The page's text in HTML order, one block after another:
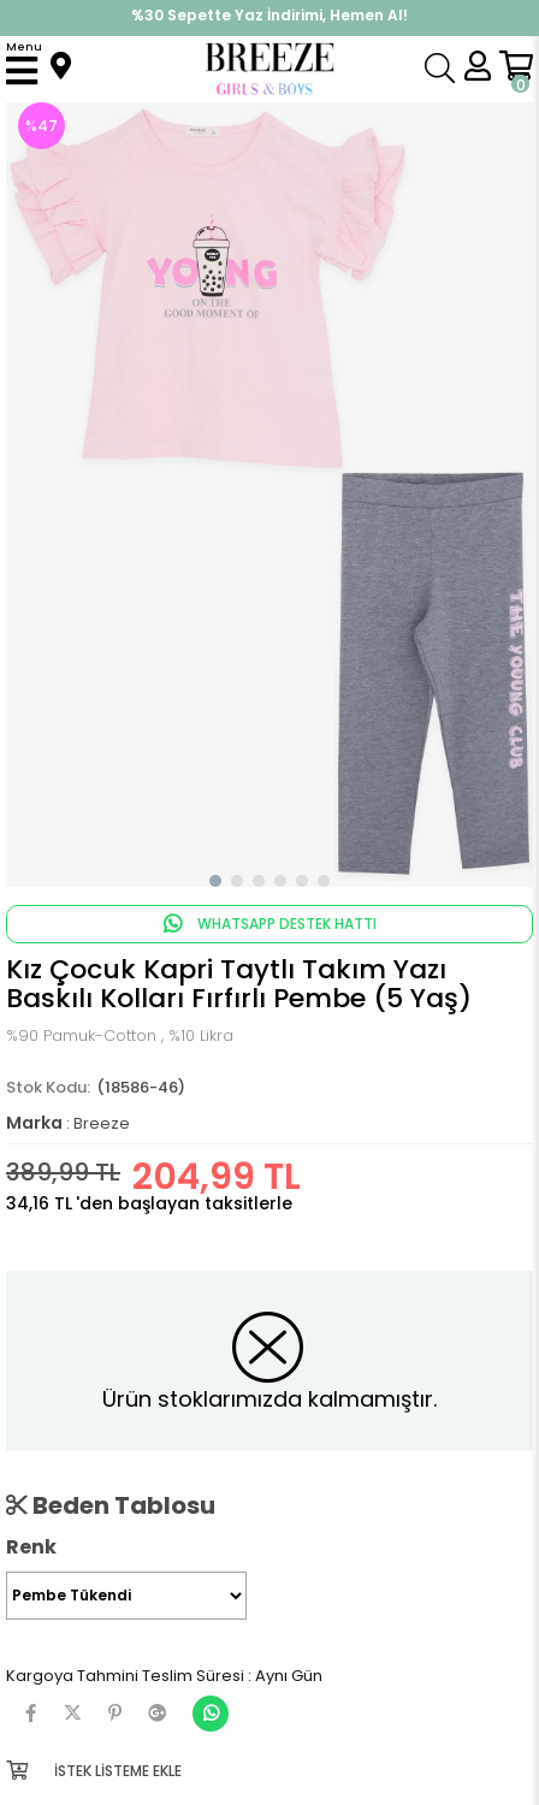
%30 Sepette Yaz İndirimi, Hemen Al!
İndirimlere ek %10 İndirimi Kap, Hemen Üye Ol!
0
Menu
Anasayfa Takımlar Kapri & Şort Takım
%47
WHATSAPP DESTEK HATTI
Kız Çocuk Kapri Taytlı Takım Yazı
Baskılı Kolları Fırfırlı Pembe (5 Yaş)
%90 Pamuk-Cotton , %10 Likra
(18586-46)
Marka : Breeze
389,99 TL 204,99 TL
34,16 TL 'den başlayan taksitlerle
Ürün stoklarımızda kalmamıştır.
Beden Tablosu
Renk
Kargoya Tahmini Teslim Süresi : Aynı Gün
İSTEK LISTEME EKLE